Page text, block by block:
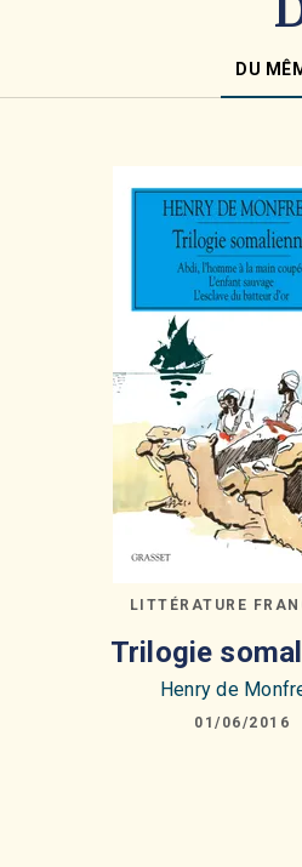
DU
LITTÉRATURE
Trilogie
Henry de
01/06/2016